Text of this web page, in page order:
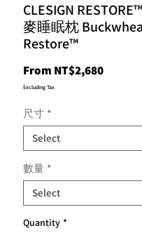
CLESIGN
麥睡眠枕
Restore™
From NT$2,680Sale
Excluding Tax
尺寸 *
數量 *
Quantity *